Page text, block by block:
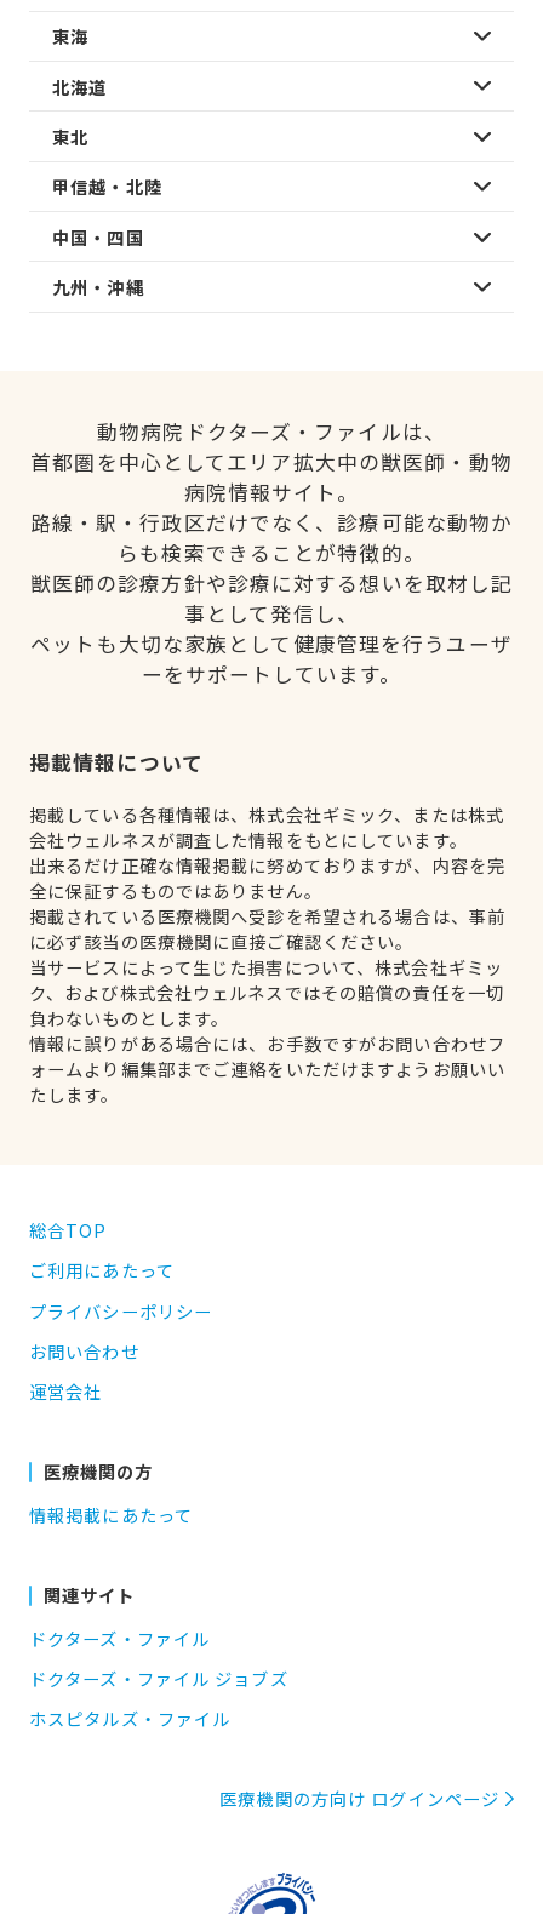
東海
北海道
東北
甲信越・北陸
中国・四国
九州・沖縄
動物病院ドクターズ・ファイルは、
首都圏を中心としてエリア拡大中の獣医師・動物
病院情報サイト。
路線・駅・行政区だけでなく、診療可能な動物か
らも検索できることが特徴的。
獣医師の診療方針や診療に対する想いを取材し記
事として発信し、
ペットも大切な家族として健康管理を行うユーザ
ーをサポートしています。
掲載情報について
掲載している各種情報は、株式会社ギミック、または株式
会社ウェルネスが調査した情報をもとにしています。
出来るだけ正確な情報掲載に努めておりますが、内容を完
全に保証するものではありません。
掲載されている医療機関へ受診を希望される場合は、事前
に必ず該当の医療機関に直接ご確認ください。
当サービスによって生じた損害について、株式会社ギミッ
ク、および株式会社ウェルネスではその賠償の責任を一切
負わないものとします。
情報に誤りがある場合には、お手数ですがお問い合わせフ
ォームより編集部までご連絡をいただけますようお願いい
たします。
総合TOP
ご利用にあたって
プライバシーポリシー
お問い合わせ
運営会社
医療機関の方
情報掲載にあたって
関連サイト
ドクターズ・ファイル
ドクターズ・ファイル ジョブズ
ホスピタルズ・ファイル
医療機関の方向け ログインページ